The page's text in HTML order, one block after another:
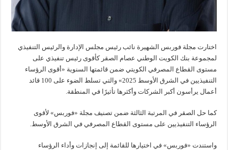
اختارت مجلة فوربس الشهيرة نائب رئيس مجلس الإدارة والرئيس التنفيذي
لمجموعة بنك الكويت الوطني عصام الصقر كأقوى رئيس تنفيذي على
مستوى القطاع المصرفي الكويتي ضمن قائمتها السنوية «أقوى الرؤساء
التنفيذيين في الشرق الأوسط 2025» والتي تسلط الضوء على 100 قائد
أعمال يرأسون أكبر الشركات وأكثرها تأثيرًا في المنطقة.
كما حل الصقر في المرتبة الثالثة ضمن تصنيف مجلة «فوربس» لأقوى
الرؤساء التنفيذيين على مستوى القطاع المصرفي في الشرق الأوسط.
واستندت «فوربس» في اختيارها للقائمة إلى إنجازات وأداء الرؤساء